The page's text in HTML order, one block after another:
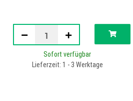
Sofort verfügbar
Lieferzeit: 1 - 3 Werktage